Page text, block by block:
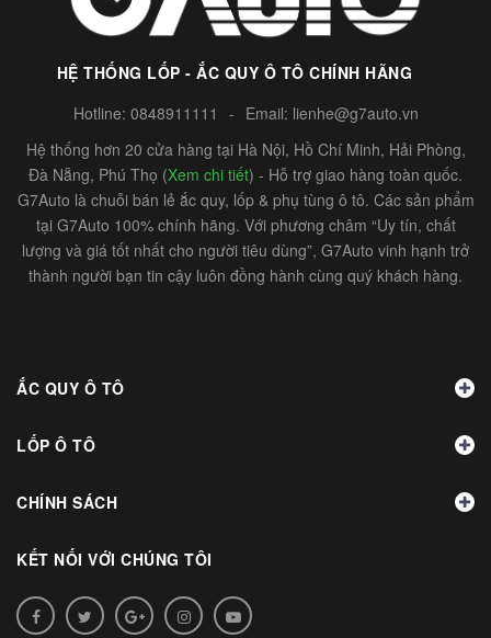
HỆ THỐNG LỐP - ẮC QUY Ô TÔ CHÍNH HÃNG
Hotline: 0848911111 - Email: lienhe@g7auto.vn
Hệ thống hơn 20 cửa hàng tại Hà Nội, Hồ Chí Minh, Hải Phòng,
Đà Nẵng, Phú Thọ (Xem chi tiết) - Hỗ trợ giao hàng toàn quốc.
G7Auto là chuỗi bán lẻ ắc quy, lốp & phụ tùng ô tô. Các sản phẩm
tại G7Auto 100% chính hãng. Với phương châm “Uy tín, chất
lượng và giá tốt nhất cho người tiêu dùng”, G7Auto vinh hạnh trở
thành người bạn tin cậy luôn đồng hành cùng quý khách hàng.
ẮC QUY Ô TÔ
LỐP Ô TÔ
CHÍNH SÁCH
KẾT NỐI VỚI CHÚNG TÔI